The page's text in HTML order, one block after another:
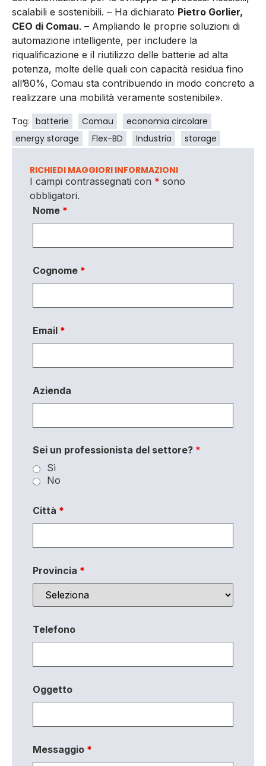
scalabili e sostenibili. – Ha dichiarato Pietro Gorlier,
CEO di Comau. – Ampliando le proprie soluzioni di
automazione intelligente, per includere la
riqualificazione e il riutilizzo delle batterie ad alta
potenza, molte delle quali con capacità residua fino
all’80%, Comau sta contribuendo in modo concreto a
realizzare una mobilità veramente sostenibile».
Tag: batterie Comau
economia circolare
energy storage
Flex-BD Industria storage
RICHIEDI MAGGIORI INFORMAZIONI
I campi contrassegnati con * sono
obbligatori.
Nome *
Cognome *
Email *
Azienda
Sei un professionista del settore? *
Sì
No
Città *
Provincia *
Telefono
Oggetto
Messaggio *